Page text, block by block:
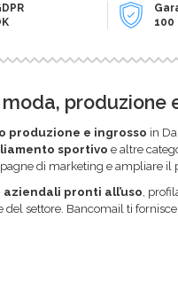
100
produzione
produzione e ingrosso in
sportivo e altre
di marketing e ampliare il
pronti all’uso ,
del settore. Bancomail ti